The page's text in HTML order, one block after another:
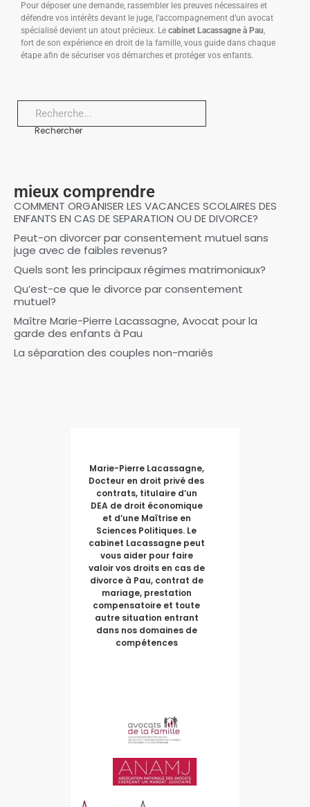
Pour déposer une demande, rassembler les preuves nécessaires et
défendre vos intérêts devant le juge, l’accompagnement d’un avocat
spécialisé devient un atout précieux. Le cabinet Lacassagne à Pau,
fort de son expérience en droit de la famille, vous guide dans chaque
étape afin de sécuriser vos démarches et protéger vos enfants.
Rechercher
mieux comprendre
COMMENT ORGANISER LES VACANCES SCOLAIRES DES
ENFANTS EN CAS DE SEPARATION OU DE DIVORCE?
Peut-on divorcer par consentement mutuel sans
juge avec de faibles revenus?
Quels sont les principaux régimes matrimoniaux?
Qu’est-ce que le divorce par consentement
mutuel?
Maître Marie-Pierre Lacassagne, Avocat pour la
garde des enfants à Pau
La séparation des couples non-mariés
Marie-Pierre Lacassagne,
Docteur en droit privé des
contrats, titulaire d’un
DEA de droit économique
et d’une Maîtrise en
Sciences Politiques. Le
cabinet Lacassagne peut
vous aider pour faire
valoir vos droits en cas de
divorce à Pau, contrat de
mariage, prestation
compensatoire et toute
autre situation entrant
dans nos domaines de
compétences